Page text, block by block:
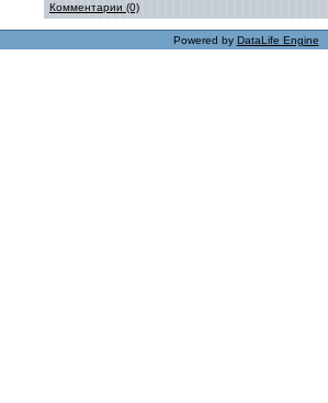
Комментарии (0)
Powered by DataLife Engine